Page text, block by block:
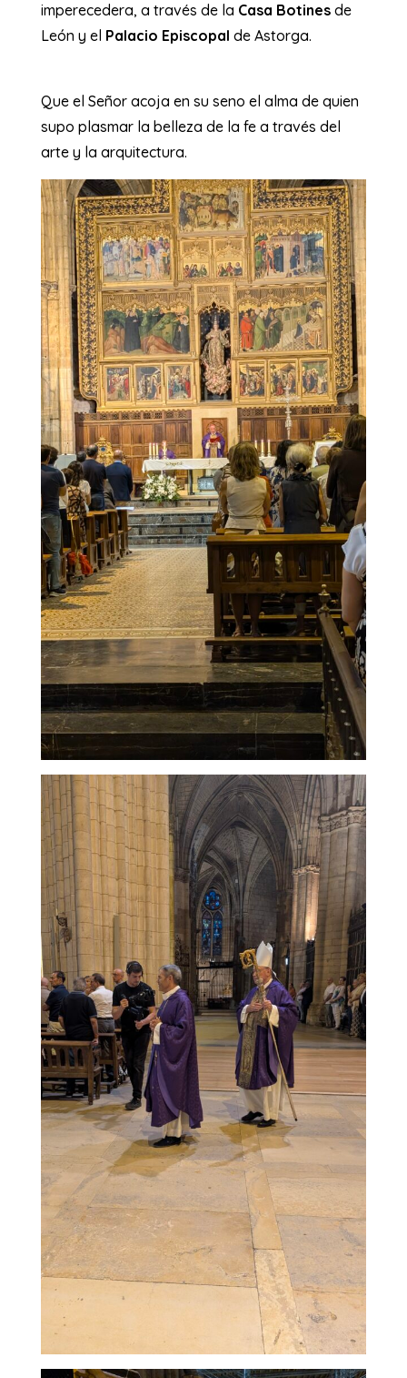
imperecedera, a través de la Casa Botines de
León y el Palacio Episcopal de Astorga.
​Que el Señor acoja en su seno el alma de quien
supo plasmar la belleza de la fe a través del
arte y la arquitectura.